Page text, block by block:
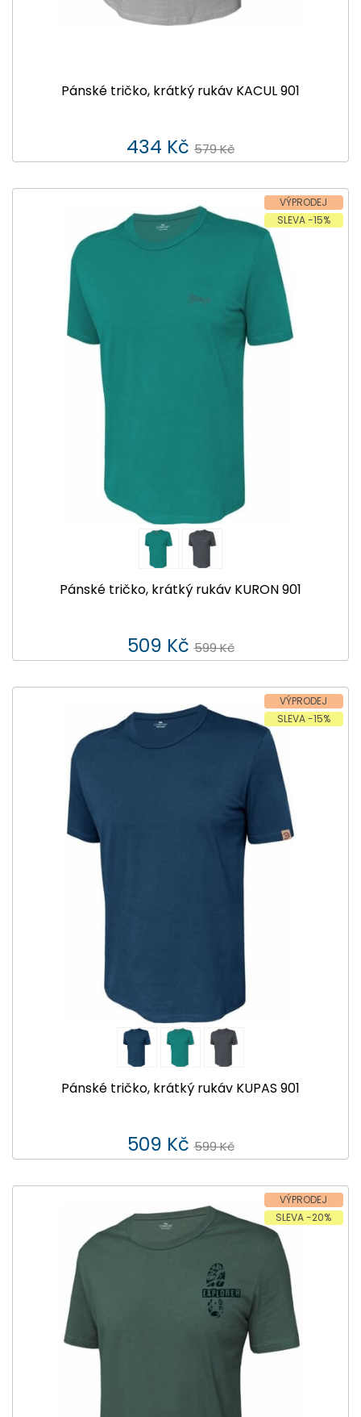
Pánské tričko, krátký rukáv KACUL 901
434 Kč 579 Kč
VÝPRODEJ
SLEVA -15%
Pánské tričko, krátký rukáv KURON 901
509 Kč 599 Kč
VÝPRODEJ
SLEVA -15%
Pánské tričko, krátký rukáv KUPAS 901
509 Kč 599 Kč
VÝPRODEJ
SLEVA -20%